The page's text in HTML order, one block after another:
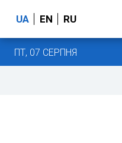
UA EN RU
ПТ, 07 СЕРПНЯ